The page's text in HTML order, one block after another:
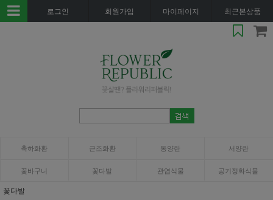
로그인 회원가입 마이페이지 최근본상품
축하화환 근조화환 동양란 서양란
꽃바구니 꽃다발 관엽식물 공기정화식물
꽃다발